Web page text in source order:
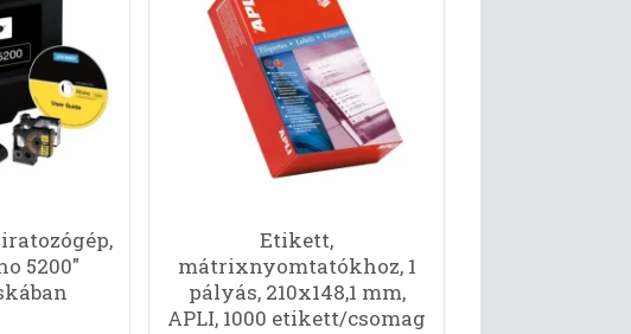
5200"
Etikett,
mátrixnyomtatókhoz, 1
pályás, 210x148,1 mm,
APLI, 1000 etikett/csomag